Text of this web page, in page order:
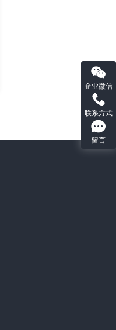
企业微信
联系方式
留言